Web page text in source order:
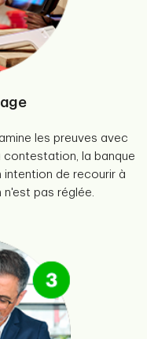
les preuves avec
contestation, la banque
intention de recourir à
pas réglée.